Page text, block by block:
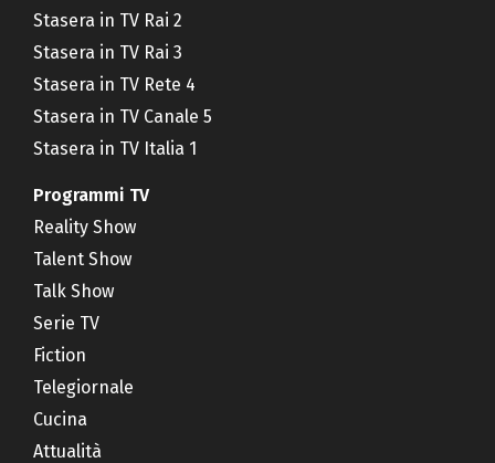
Stasera in TV Rai 2
Stasera in TV Rai 3
Stasera in TV Rete 4
Stasera in TV Canale 5
Stasera in TV Italia 1
Programmi TV
Reality Show
Talent Show
Talk Show
Serie TV
Fiction
Telegiornale
Cucina
Attualità